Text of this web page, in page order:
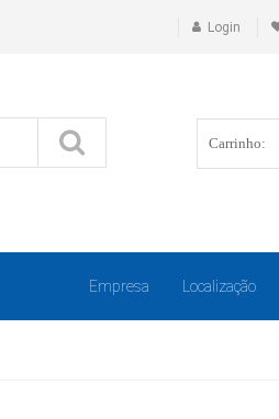
Login
Carrinho:
Localização
Empresa